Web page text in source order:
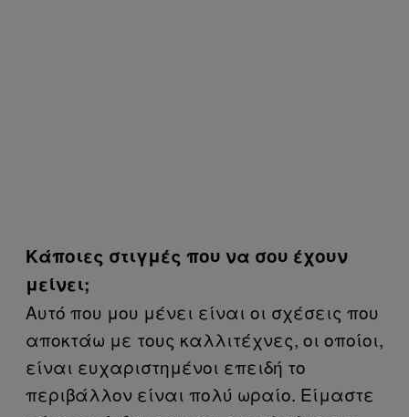
Κάποιες στιγμές που να σου έχουν
μείνει;
Αυτό που μου μένει είναι οι σχέσεις που
αποκτάω με τους καλλιτέχνες, οι οποίοι,
είναι ευχαριστημένοι επειδή το
περιβάλλον είναι πολύ ωραίο. Είμαστε